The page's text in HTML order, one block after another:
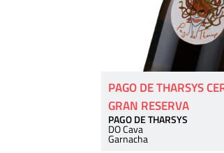
PAGO DE THARSYS
GRAN RESERVA
PAGO DE THARSYS
DO Cava
Garnacha